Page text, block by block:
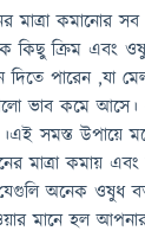
মাত্রা কমানোর
কিছু ক্রিম এবং
পারেন ,যা
ভাব কমে
সমস্ত উপায়ে
মাত্রা কমায়
অনেক ওষুধ
মানে হল আপনার